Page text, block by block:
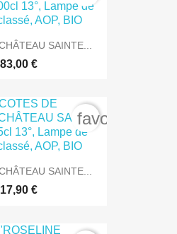
SAINTE...
83,00 €
SAINTE...
17,90 €